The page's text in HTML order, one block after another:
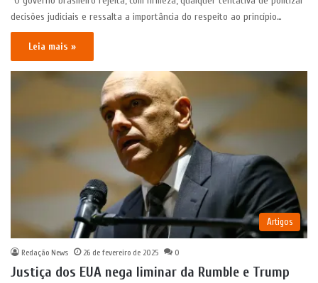
decisões judiciais e ressalta a importância do respeito ao princípio…
Leia mais »
Artigos
Redação News 26 de fevereiro de 2025 0
Justiça dos EUA nega liminar da Rumble e Trump